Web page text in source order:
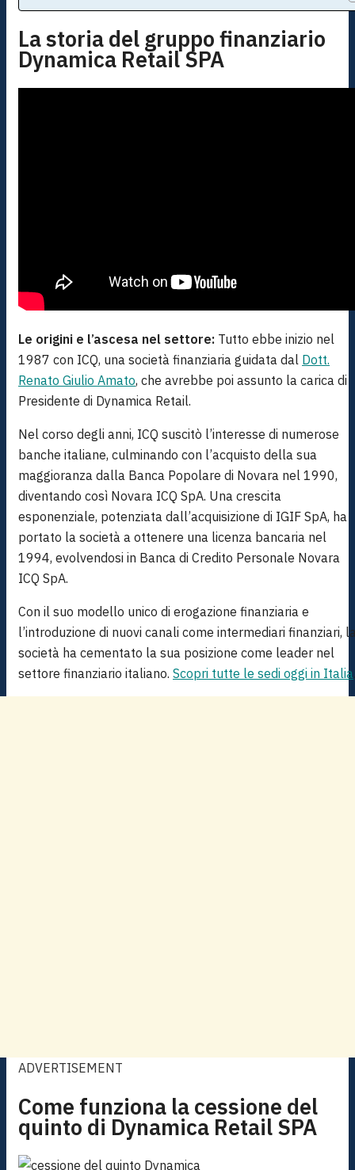
La storia del gruppo finanziario
Dynamica Retail SPA
Le origini e l’ascesa nel settore: Tutto ebbe inizio nel
1987 con ICQ, una società finanziaria guidata dal Dott.
Renato Giulio Amato, che avrebbe poi assunto la carica di
Presidente di Dynamica Retail.
Nel corso degli anni, ICQ suscitò l’interesse di numerose
banche italiane, culminando con l’acquisto della sua
maggioranza dalla Banca Popolare di Novara nel 1990,
diventando così Novara ICQ SpA. Una crescita
esponenziale, potenziata dall’acquisizione di IGIF SpA, ha
portato la società a ottenere una licenza bancaria nel
1994, evolvendosi in Banca di Credito Personale Novara
ICQ SpA.
Con il suo modello unico di erogazione finanziaria e
l’introduzione di nuovi canali come intermediari finanziari,
società ha cementato la sua posizione come leader nel
settore finanziario italiano. Scopri tutte le sedi oggi in Italia.
ADVERTISEMENT
Come funziona la cessione del
quinto di Dynamica Retail SPA